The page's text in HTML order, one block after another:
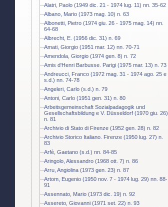
Alatri, Paolo (1949 dic. 21 - 1974 lug. 11) nn. 35-62
Albano, Mario (1973 mag. 10) n. 63
Albonetti, Pietro (1974 giu. 26 - 1975 mag. 14) nn.
64-68
Albrecht, E. (1956 dic. 31) n. 69
Amati, Giorgio (1951 mar. 12) nn. 70-71
Amendola, Giorgio (1974 gen. 8) n. 72
Amis d'Henri Barbusse. Parigi (1975 mar. 13) n. 73
Andreucci, Franco (1972 mag. 31 - 1974 ago. 25 e
s.d.) nn. 74-78
Angeleri, Carlo (s.d.) n. 79
Antoni, Carlo (1951 gen. 31) n. 80
Arbeitsgemeinschaft Sozialpadagogik und
Gesellschaftsbildung e V. Düsseldorf (1970 giu. 26)
n. 81
Archivio di Stato di Firenze (1952 gen. 28) n. 82
Archivio Storico Italiano. Firenze (1950 lug. 27) n.
83
Arfè, Gaetano (s.d.) nn. 84-85
Aringolo, Alessandro (1968 ott. 7) n. 86
Arru, Angiolina (1973 gen. 23) n. 87
Artom, Eugenio (1950 nov. 7 - 1974 lug. 29) nn. 88-
91
Assennato, Mario (1973 dic. 19) n. 92
Assereto, Giovanni (1971 set. 22) n. 93